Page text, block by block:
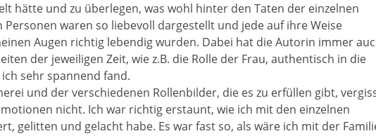
hätte und zu überlegen, was wohl hinter den Taten der einzelnen
Personen waren so liebevoll dargestellt und jede auf ihre Weise
Augen richtig lebendig wurden. Dabei hat die Autorin immer
der jeweiligen Zeit, wie z.B. die Rolle der Frau, authentisch in die
sehr spannend fand.
und der verschiedenen Rollenbilder, die es zu erfüllen gibt,
nicht. Ich war richtig erstaunt, wie ich mit den einzelnen
gelitten und gelacht habe. Es war fast so, als wäre ich mit der